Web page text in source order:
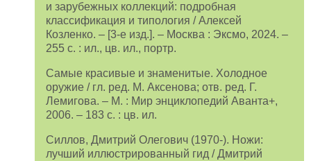
и зарубежных коллекций: подробная
классификация и типология / Алексей
Козленко. – [3-е изд.]. – Москва : Эксмо, 2024. –
255 с. : ил., цв. ил., портр.
Самые красивые и знаменитые. Холодное
оружие / гл. ред. М. Аксенова; отв. ред. Г.
Лемигова. – М. : Мир энциклопедий Аванта+,
2006. – 183 с. : цв. ил.
Силлов, Дмитрий Олегович (1970-). Ножи:
лучший иллюстрированный гид / Дмитрий